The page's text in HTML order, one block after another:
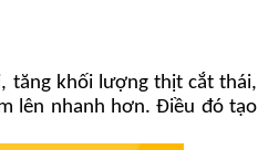
tăng khối lượng thịt cắt thái,
lên nhanh hơn. Điều đó tạo